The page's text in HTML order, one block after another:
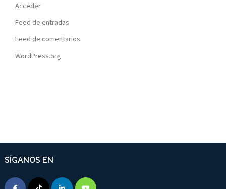
Acceder
Feed de entradas
Feed de comentarios
WordPress.org
SÍGANOS EN